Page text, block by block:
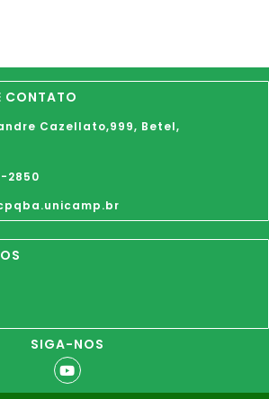
CONTATO
Cazellato,999, Betel,
2850
SIGA-NOS